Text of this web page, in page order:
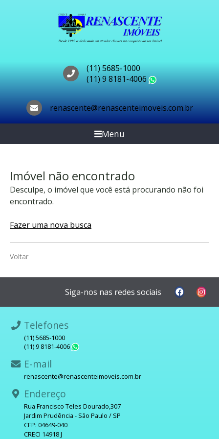
(11) 5685-1000
(11) 9 8181-4006
renascente@renascenteimoveis.com.br
Menu
Imóvel não encontrado
Desculpe, o imóvel que você está procurando não foi
encontrado.
Fazer uma nova busca
Voltar
Siga-nos nas redes sociais
Telefones
(11) 5685-1000
(11) 9 8181-4006
E-mail
renascente@renascenteimoveis.com.br
Endereço
Rua Francisco Teles Dourado,307
Jardim Prudência - São Paulo / SP
CEP: 04649-040
CRECI 14918 J